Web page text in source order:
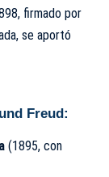
firmado por
se aportó
Freud:
(1895, con